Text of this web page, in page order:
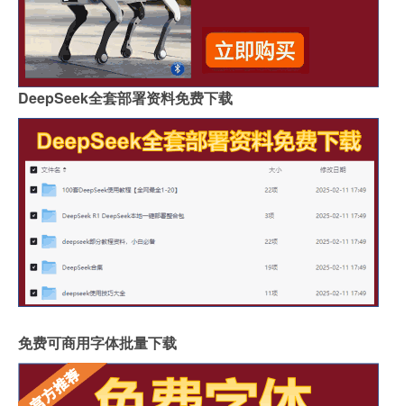
DeepSeek全套部署资料免费下载
免费可商用字体批量下载